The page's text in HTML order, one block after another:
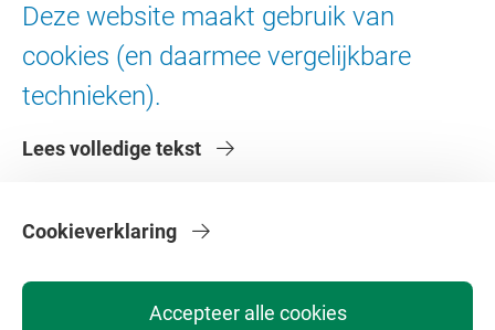
Deze website maakt gebruik van
cookies (en daarmee vergelijkbare
technieken).
Lees volledige tekst
Accepteer alle cookies
Cookieverklaring
Over de VU
Contact en route
Faculteiten